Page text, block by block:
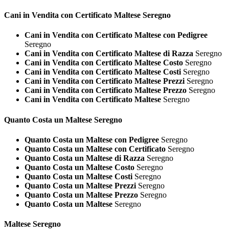
Cani in Vendita con Certificato Maltese Seregno
Cani in Vendita con Certificato Maltese con Pedigree
Seregno
Cani in Vendita con Certificato Maltese di Razza Seregno
Cani in Vendita con Certificato Maltese Costo Seregno
Cani in Vendita con Certificato Maltese CostiSeregno
Cani in Vendita con Certificato Maltese PrezziSeregno
Cani in Vendita con Certificato Maltese Prezzo Seregno
Cani in Vendita con Certificato Maltese Seregno
Quanto Costa un Maltese Seregno
Quanto Costa un Maltese con Pedigree Seregno
Quanto Costa un Maltese con Certificato Seregno
Quanto Costa un Maltese di Razza Seregno
Quanto Costa un Maltese Costo Seregno
Quanto Costa un Maltese Costi Seregno
Quanto Costa un Maltese Prezzi Seregno
Quanto Costa un Maltese Prezzo Seregno
Quanto Costa un Maltese Seregno
Maltese Seregno